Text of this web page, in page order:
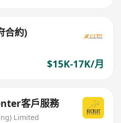
合約)
$15K-17K/月
客戶服務
Limited